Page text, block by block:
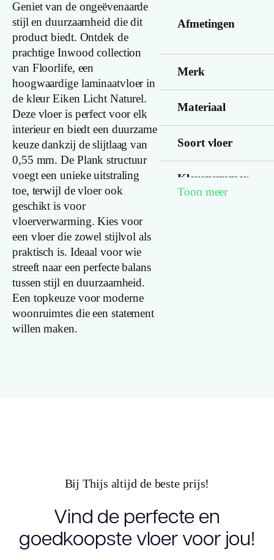
Geniet van de ongeëvenaarde
stijl en duurzaamheid die dit
product biedt. Ontdek de
prachtige Inwood collection
van Floorlife, een
hoogwaardige laminaatvloer in
de kleur Eiken Licht Naturel.
Deze vloer is perfect voor elk
interieur en biedt een duurzame
keuze dankzij de slijtlaag van
0,55 mm. De Plank structuur
voegt een unieke uitstraling
toe, terwijl de vloer ook
geschikt is voor
vloerverwarming. Kies voor
een vloer die zowel stijlvol als
praktisch is. Ideaal voor wie
streeft naar een perfecte balans
tussen stijl en duurzaamheid.
Een topkeuze voor moderne
woonruimtes die een statement
willen maken.
Afmetingen
Merk
Materiaal
Soort vloer
Kleurnummer
(mm)
Dikte plank
Toon meer
Bij Thijs altijd de beste prijs!
Vind de perfecte en
goedkoopste vloer voor jou!